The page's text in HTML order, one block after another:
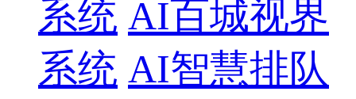
系统 AI百城视界
系统 AI智慧排队